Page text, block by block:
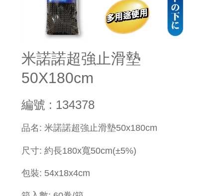
米諾諾超強止滑墊
50X180cm
編號 : 134378
​品名: 米諾諾超強止滑墊50x180cm
尺寸: 約長180x寬50cm(±5%)
包裝: 54x18x4cm